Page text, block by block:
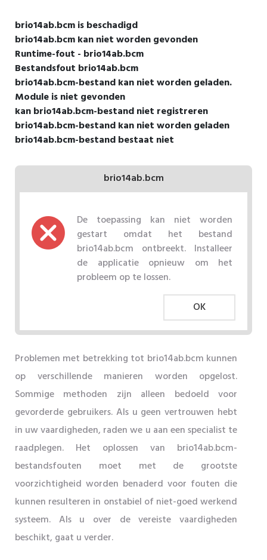
brio14ab.bcm is beschadigd
brio14ab.bcm kan niet worden gevonden
Runtime-fout - brio14ab.bcm
Bestandsfout brio14ab.bcm
brio14ab.bcm-bestand kan niet worden geladen.
Module is niet gevonden
kan brio14ab.bcm-bestand niet registreren
brio14ab.bcm-bestand kan niet worden geladen
brio14ab.bcm-bestand bestaat niet
brio14ab.bcm
De toepassing kan niet worden
gestart omdat het bestand
brio14ab.bcm ontbreekt. Installeer
de applicatie opnieuw om het
probleem op te lossen.
OK
Problemen met betrekking tot brio14ab.bcm kunnen
op verschillende manieren worden opgelost.
Sommige methoden zijn alleen bedoeld voor
gevorderde gebruikers. Als u geen vertrouwen hebt
in uw vaardigheden, raden we u aan een specialist te
raadplegen. Het oplossen van brio14ab.bcm-
bestandsfouten moet met de grootste
voorzichtigheid worden benaderd voor fouten die
kunnen resulteren in onstabiel of niet-goed werkend
systeem. Als u over de vereiste vaardigheden
beschikt, gaat u verder.